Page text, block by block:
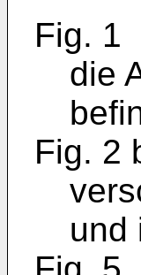
Fig. 1
die
Fig. 2
und